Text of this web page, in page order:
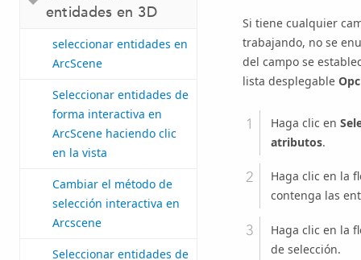
entidades en 3D
seleccionar entidades en
ArcScene
Seleccionar entidades de
forma interactiva en
ArcScene haciendo clic
en la vista
Cambiar el método de
selección interactiva en
Arcscene
Seleccionar entidades de
Si tiene cualquier
trabajando, no se
del campo se
lista desplegable
Haga clic en
atributos.
Haga clic en la
contenga las
Haga clic en la
de selección.